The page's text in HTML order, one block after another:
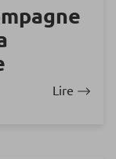
Lire